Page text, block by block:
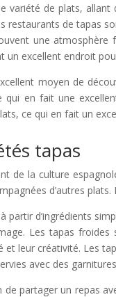
variété de plats,
restaurants de tapas
une
un excellent endroit
moyen de
qui en fait une
ce qui en fait un
tapas
de la culture
d’autres
partir d’ingrédients
Les tapas
leur créativité. Les
avec des
partager un repas